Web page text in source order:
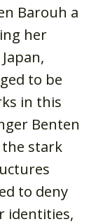
Barouh a
her
to be
in this
Benten
stark
to deny
identities,